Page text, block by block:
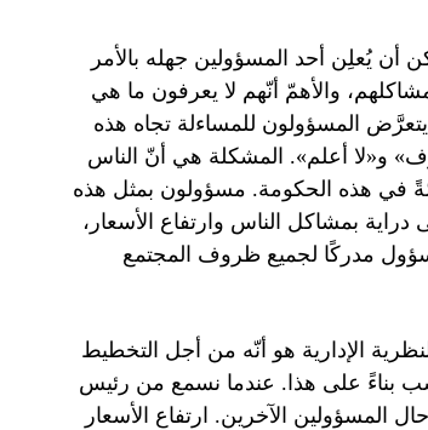
أن يُعلِن أحد المسؤولين جهله بالأمر
والأهمّ أنّهم لا يعرفون ما هي
يتعرَّض المسؤولون للمساءلة تجاه هذه
و«لا أعلم». المشكلة هي أنّ الناس
في هذه الحكومة. مسؤولون بمثل هذه
دراية بمشاكل الناس وارتفاع الأسعار،
مدركًا لجميع ظروف المجتمع
الإدارية هو أنّه من أجل التخطيط
بناءً على هذا. عندما نسمع من رئيس
المسؤولين الآخرين. ارتفاع الأسعار